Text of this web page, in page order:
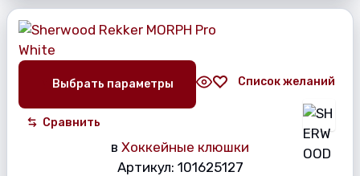
Выбрать параметры Список желаний
Сравнить
в Хоккейные клюшки
Артикул: 101625127